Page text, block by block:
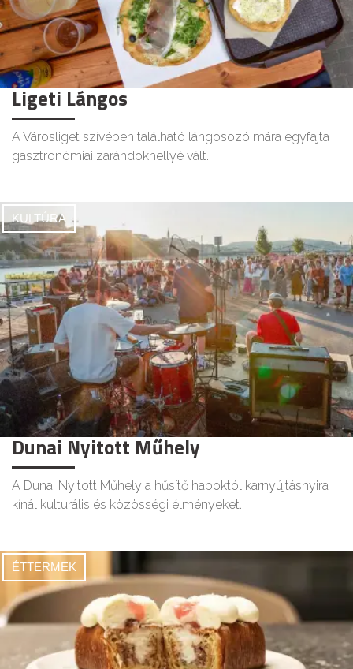
Ligeti Lángos
A Városliget szívében található lángosozó mára egyfajta
gasztronómiai zarándokhellyé vált.
KULTÚRA
Dunai Nyitott Műhely
A Dunai Nyitott Műhely a hűsítő haboktól karnyújtásnyira
kínál kulturális és közösségi élményeket.
ÉTTERMEK